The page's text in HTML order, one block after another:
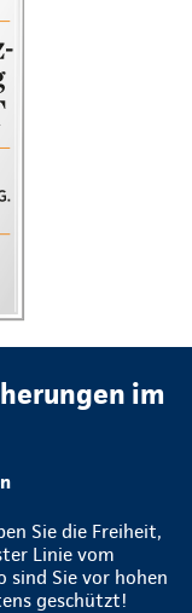
im
Sie die Freiheit,
Linie vom
sind Sie vor hohen
geschützt!